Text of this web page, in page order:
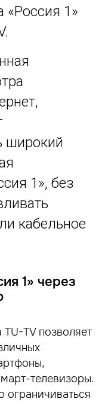
«Россия 1»
широкий
1», без
кабельное
1» через
TV позволяет
телевизоры.
ограничиваться